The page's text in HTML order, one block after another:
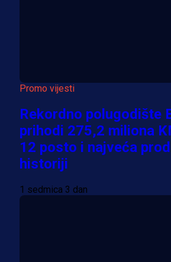
Promo vijesti
Rekordno polugodište
prihodi 275,2 miliona
12 posto i najveća
historiji
1 sedmica 3 dan